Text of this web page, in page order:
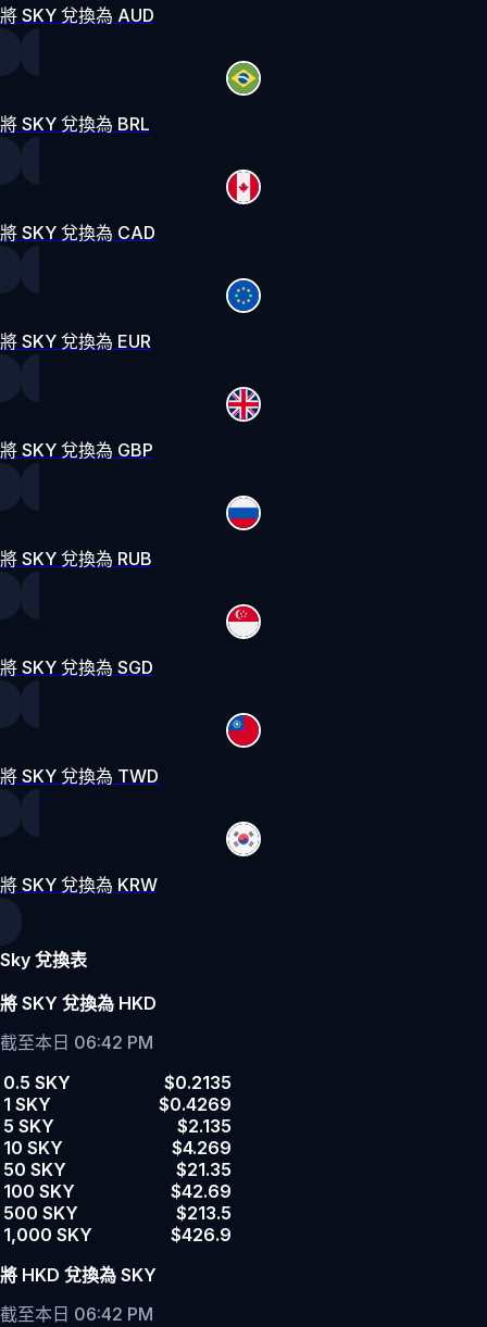
將 SKY 兌換為 AUD
將 SKY 兌換為 BRL
將 SKY 兌換為 CAD
將 SKY 兌換為 EUR
將 SKY 兌換為 GBP
將 SKY 兌換為 RUB
將 SKY 兌換為 SGD
將 SKY 兌換為 TWD
將 SKY 兌換為 KRW
Sky 兌換表
將 SKY 兌換為 HKD
截至本日 06:42 PM
0.5 SKY
$0.2135
1 SKY
$0.4269
5 SKY
$2.135
10 SKY
$4.269
50 SKY
$21.35
100 SKY
$42.69
500 SKY
$213.5
1,000 SKY
$426.9
將 HKD 兌換為 SKY
截至本日 06:42 PM